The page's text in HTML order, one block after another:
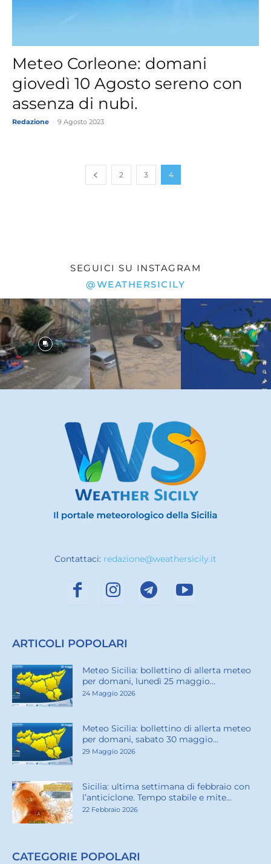
Meteo Corleone: domani
giovedì 10 Agosto sereno con
assenza di nubi.
Redazione 9 Agosto 2023
2 3 4
SEGUICI SU INSTAGRAM
@WEATHERSICILY
Contattaci: redazione@weathersicily.it
ARTICOLI POPOLARI
Meteo Sicilia: bollettino di allerta meteo
per domani, lunedì 25 maggio...
24 Maggio 2026
Meteo Sicilia: bollettino di allerta meteo
per domani, sabato 30 maggio...
29 Maggio 2026
Sicilia: ultima settimana di febbraio con
l’anticiclone. Tempo stabile e mite...
22 Febbraio 2026
CATEGORIE POPOLARI